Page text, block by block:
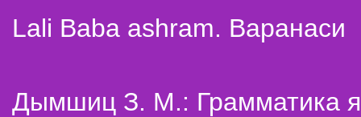
Lali Baba ashram. Варанаси
Дымшиц З. М.: Грамматика